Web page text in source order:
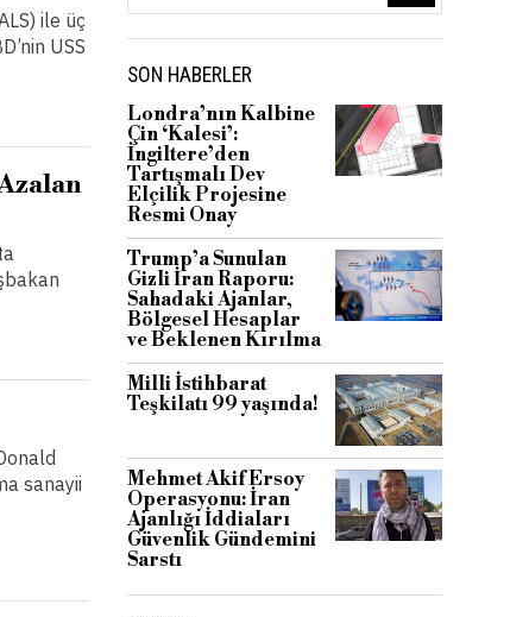
ile üç
USS
sanayii
SON HABERLER
Londra’nın Kalbine
Çin ‘Kalesi’:
İngiltere’den
Tartışmalı Dev
Elçilik Projesine
Resmi Onay
Trump’a Sunulan
Gizli İran Raporu:
Sahadaki Ajanlar,
Bölgesel Hesaplar
ve Beklenen Kırılma
Milli İstihbarat
Teşkilatı 99 yaşında!
Mehmet Akif Ersoy
Operasyonu: İran
Ajanlığı İddiaları
Güvenlik Gündemini
Sarstı